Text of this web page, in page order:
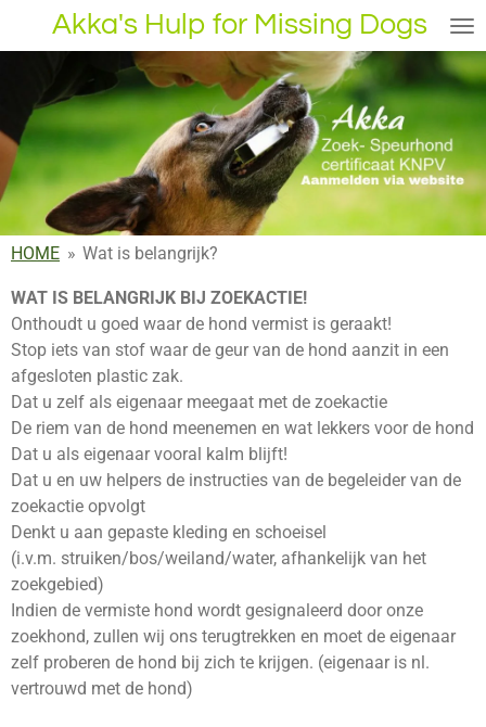
direct
hoofdinhoud
Akka's Hulp for Missing Dogs
HOME » Wat is belangrijk?
WAT IS BELANGRIJK BIJ ZOEKACTIE!
Onthoudt u goed waar de hond vermist is geraakt!
Stop iets van stof waar de geur van de hond aanzit in een
afgesloten plastic zak.
Dat u zelf als eigenaar meegaat met de zoekactie
De riem van de hond meenemen en wat lekkers voor de hond
Dat u als eigenaar vooral kalm blijft!
Dat u en uw helpers de instructies van de begeleider van de
zoekactie opvolgt
Denkt u aan gepaste kleding en schoeisel
(i.v.m. struiken/bos/weiland/water, afhankelijk van het
zoekgebied)
Indien de vermiste hond wordt gesignaleerd door onze
zoekhond, zullen wij ons terugtrekken en moet de eigenaar
zelf proberen de hond bij zich te krijgen. (eigenaar is nl.
vertrouwd met de hond)